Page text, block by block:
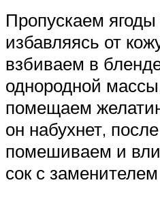
Пропускаем ягоды
избавляясь от
взбиваем в
однородной
помещаем
он набухнет,
помешиваем и
сок с